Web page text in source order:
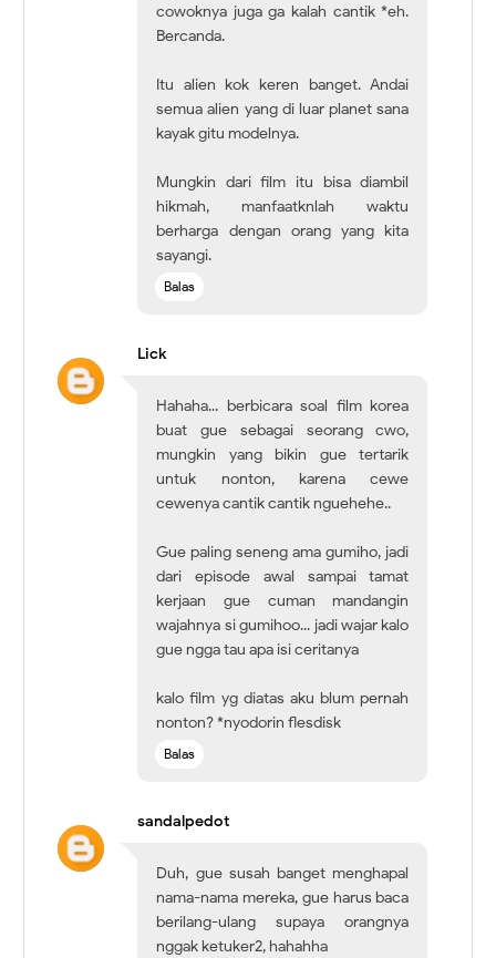
cowoknya juga ga kalah cantik *eh.
Bercanda.
Itu alien kok keren banget. Andai
semua alien yang di luar planet sana
kayak gitu modelnya.
Mungkin dari film itu bisa diambil
hikmah, manfaatknlah waktu
berharga dengan orang yang kita
sayangi.
Balas
Lick
Hahaha... berbicara soal film korea
buat gue sebagai seorang cwo,
mungkin yang bikin gue tertarik
untuk nonton, karena cewe
cewenya cantik cantik nguehehe..
Gue paling seneng ama gumiho, jadi
dari episode awal sampai tamat
kerjaan gue cuman mandangin
wajahnya si gumihoo... jadi wajar kalo
gue ngga tau apa isi ceritanya
kalo film yg diatas aku blum pernah
nonton? *nyodorin flesdisk
Balas
sandalpedot
Duh, gue susah banget menghapal
nama-nama mereka, gue harus baca
berilang-ulang supaya orangnya
nggak ketuker2, hahahha